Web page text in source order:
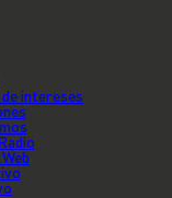
intereses